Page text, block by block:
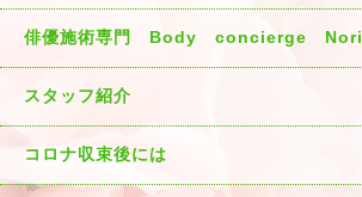
俳優施術専門 Body concierge Nori
スタッフ紹介
コロナ収束後には